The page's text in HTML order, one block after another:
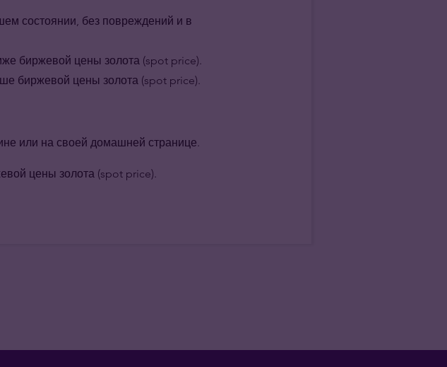
состоянии, без повреждений и в
биржевой цены золота (spot price).
биржевой цены золота (spot price).
или на своей домашней странице.
цены золота (spot price).